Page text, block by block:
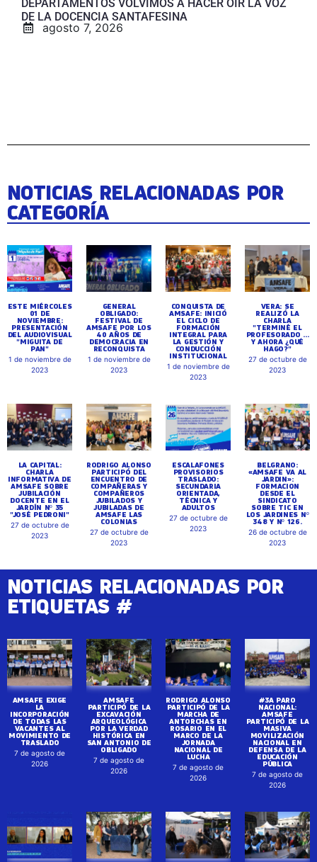
DEPARTAMENTOS VOLVIMOS A HACER OÍR LA VOZ
DE LA DOCENCIA SANTAFESINA
agosto 7, 2026
NOTICIAS RELACIONADAS POR
CATEGORÍA
ESTE MIÉRCOLES
01 DE
NOVIEMBRE:
PRESENTACIÓN
DEL AUDIOVISUAL
"MIGUITA DE
PAN"
1 de noviembre de
2023
GENERAL
OBLIGADO:
FESTIVAL DE
AMSAFE POR LOS
40 AÑOS DE
DEMOCRACIA EN
RECONQUISTA
1 de noviembre de
2023
CONQUISTA DE
AMSAFE: INICIÓ
EL CICLO DE
FORMACIÓN
INTEGRAL PARA
LA GESTIÓN Y
CONDUCCIÓN
INSTITUCIONAL
1 de noviembre de
2023
VERA: SE
REALIZÓ LA
CHARLA
"TERMINÉ EL
PROFESORADO ...
Y AHORA ¿QUÉ
HAGO?"
27 de octubre de
2023
LA CAPITAL:
CHARLA
INFORMATIVA DE
AMSAFE SOBRE
JUBILACIÓN
DOCENTE EN EL
JARDÍN Nº 35
"JOSÉ PEDRONI"
27 de octubre de
2023
RODRIGO ALONSO
PARTICIPÓ DEL
ENCUENTRO DE
COMPAÑERAS Y
COMPAÑEROS
JUBILADOS Y
JUBILADAS DE
AMSAFE LAS
COLONIAS
27 de octubre de
2023
ESCALAFONES
PROVISORIOS
TRASLADO:
SECUNDARIA
ORIENTADA,
TÉCNICA Y
ADULTOS
27 de octubre de
2023
BELGRANO:
«AMSAFE VA AL
JARDIN»:
FORMACION
DESDE EL
SINDICATO
SOBRE TIC EN
LOS JARDINES Nº
348 Y Nº 126.
26 de octubre de
2023
NOTICIAS RELACIONADAS POR
ETIQUETAS #
AMSAFE EXIGE
LA
INCORPORACIÓN
DE TODAS LAS
VACANTES AL
MOVIMIENTO DE
TRASLADO
7 de agosto de
2026
AMSAFE
PARTICIPÓ DE LA
EXCAVACIÓN
ARQUEOLÓGICA
POR LA VERDAD
HISTÓRICA EN
SAN ANTONIO DE
OBLIGADO
7 de agosto de
2026
RODRIGO ALONSO
PARTICIPÓ DE LA
MARCHA DE
ANTORCHAS EN
ROSARIO EN EL
MARCO DE LA
JORNADA
NACIONAL DE
LUCHA
7 de agosto de
2026
#3A PARO
NACIONAL:
AMSAFE
PARTICIPÓ DE LA
MASIVA
MOVILIZACIÓN
NACIONAL EN
DEFENSA DE LA
EDUCACIÓN
PÚBLICA
7 de agosto de
2026